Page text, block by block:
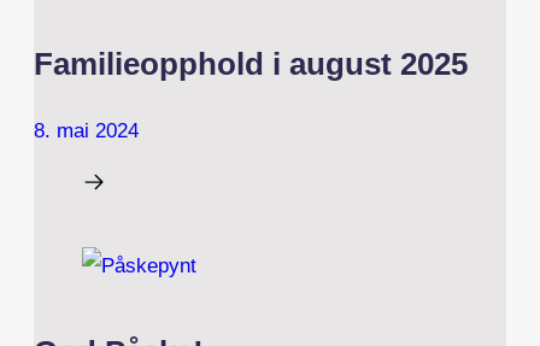
Familieopphold i august 2025
8. mai 2024